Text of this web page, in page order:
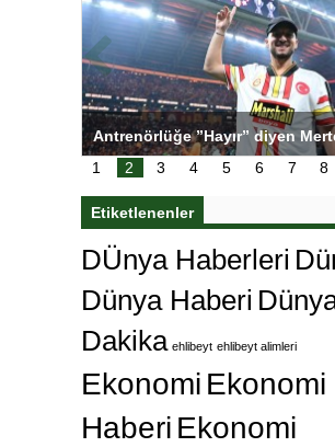
Antrenörlüğe ”Hayır” diyen
Galatasaray’dan bakın ne istedi
1
2 3 4 5 6 7 8
Etiketlenenler
DÜnya Haberleri
Dünya Haberi
Dakika ehlibeyt ehlibeyt alimleri
Ekonomi Ekonomi
Haberi Ekonomi